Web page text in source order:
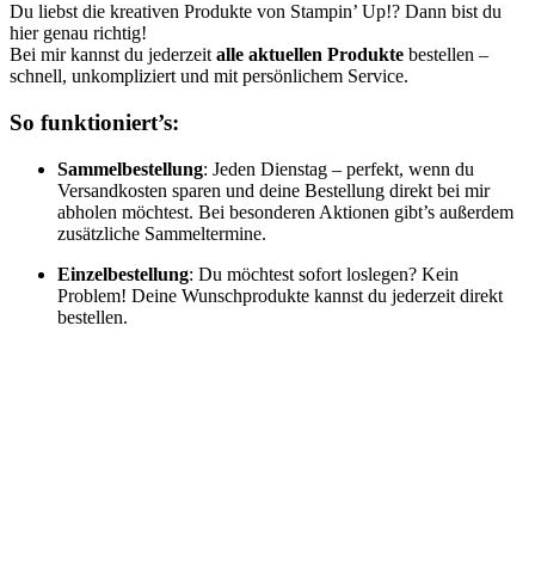
Du liebst die kreativen Produkte von Stampin’ Up!? Dann bist du
hier genau richtig!
Bei mir kannst du jederzeit alle aktuellen Produkte bestellen –
schnell, unkompliziert und mit persönlichem Service.
So funktioniert’s:
Sammelbestellung: Jeden Dienstag – perfekt, wenn du
Versandkosten sparen und deine Bestellung direkt bei mir
abholen möchtest. Bei besonderen Aktionen gibt’s außerdem
zusätzliche Sammeltermine.
Einzelbestellung: Du möchtest sofort loslegen? Kein
Problem! Deine Wunschprodukte kannst du jederzeit direkt
bestellen.